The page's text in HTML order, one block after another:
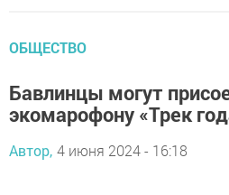
ОБЩЕСТВО
Бавлинцы могут
экомарофону «Трек
Автор, 4 июня 2024 - 16:18